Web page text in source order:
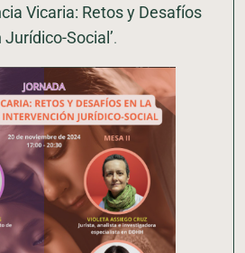
Vicaria: Retos y Desafíos
Social’.